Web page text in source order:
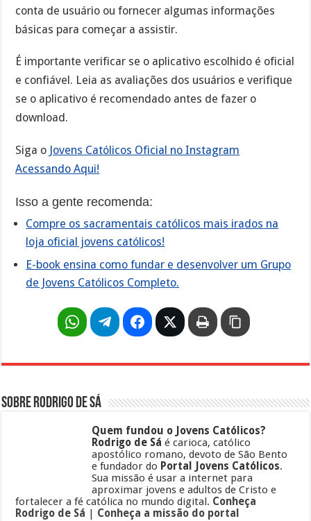
conta de usuário ou fornecer algumas informações
básicas para começar a assistir.
É importante verificar se o aplicativo escolhido é oficial
e confiável. Leia as avaliações dos usuários e verifique
se o aplicativo é recomendado antes de fazer o
download.
Siga o Jovens Católicos Oficial no Instagram
Acessando Aqui!
Isso a gente recomenda:
Compre os sacramentais católicos mais irados na
loja oficial jovens católicos!
E-book ensina como fundar e desenvolver um Grupo
de Jovens Católicos Completo.
Sobre Rodrigo de Sá
Quem fundou o Jovens Católicos?
Rodrigo de Sá é carioca, católico
apostólico romano, devoto de São Bento
e fundador do Portal Jovens Católicos.
Sua missão é usar a internet para
aproximar jovens e adultos de Cristo e
fortalecer a fé católica no mundo digital. Conheça
Rodrigo de Sá | Conheça a missão do portal